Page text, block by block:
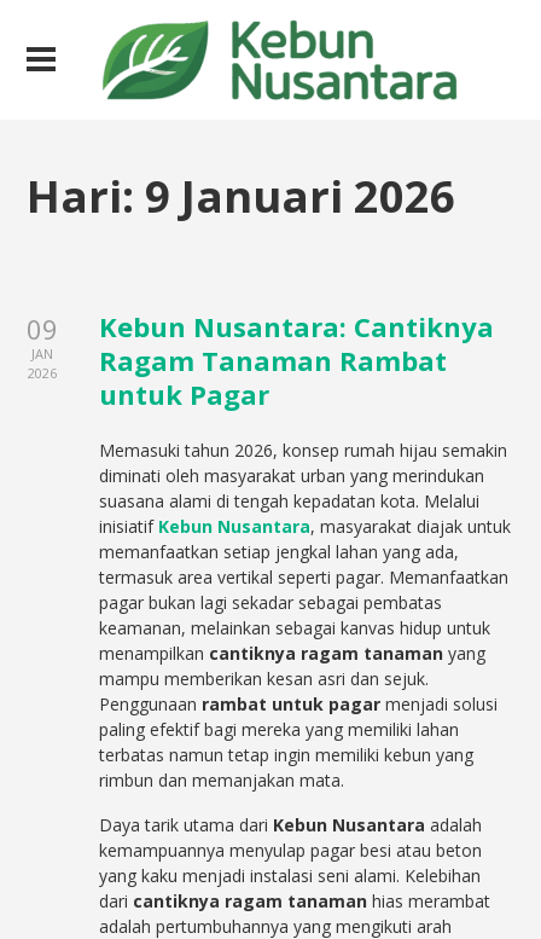
Hari: 9 Januari 2026
09
JAN
2026
Kebun Nusantara: Cantiknya
Ragam Tanaman Rambat
untuk Pagar
Memasuki tahun 2026, konsep rumah hijau semakin
diminati oleh masyarakat urban yang merindukan
suasana alami di tengah kepadatan kota. Melalui
inisiatif Kebun Nusantara, masyarakat diajak untuk
memanfaatkan setiap jengkal lahan yang ada,
termasuk area vertikal seperti pagar. Memanfaatkan
pagar bukan lagi sekadar sebagai pembatas
keamanan, melainkan sebagai kanvas hidup untuk
menampilkan cantiknya ragam tanaman yang
mampu memberikan kesan asri dan sejuk.
Penggunaan rambat untuk pagar menjadi solusi
paling efektif bagi mereka yang memiliki lahan
terbatas namun tetap ingin memiliki kebun yang
rimbun dan memanjakan mata.
Daya tarik utama dari Kebun Nusantara adalah
kemampuannya menyulap pagar besi atau beton
yang kaku menjadi instalasi seni alami. Kelebihan
dari cantiknya ragam tanaman hias merambat
adalah pertumbuhannya yang mengikuti arah